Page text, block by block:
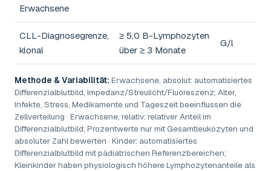
Erwachsene
CLL-Diagnosegrenze,
klonal
≥ 5,0 B-Lymphozyten
über ≥ 3 Monate
G/l
Methode & Variabilität: Erwachsene, absolut: automatisiertes
Differenzialblutbild, Impedanz/Streulicht/Fluoreszenz; Alter,
Infekte, Stress, Medikamente und Tageszeit beeinflussen die
Zellverteilung · Erwachsene, relativ: relativer Anteil im
Differenzialblutbild; Prozentwerte nur mit Gesamtleukozyten und
absoluter Zahl bewerten · Kinder: automatisiertes
Differenzialblutbild mit pädiatrischen Referenzbereichen;
Kleinkinder haben physiologisch höhere Lymphozytenanteile als